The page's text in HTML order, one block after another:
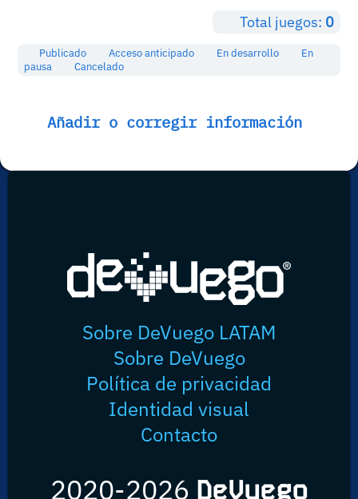
Total juegos: 0
Publicado Acceso anticipado En desarrollo
En
pausa
Cancelado
Añadir o corregir información
Sobre DeVuego LATAM
Sobre DeVuego
Política de privacidad
Identidad visual
Contacto
2020-2026 DeVuego